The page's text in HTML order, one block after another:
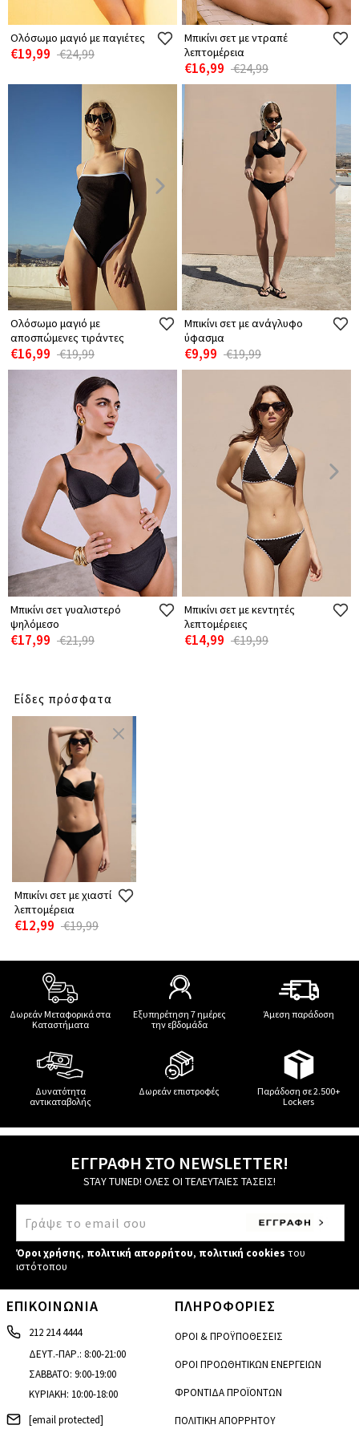
Ολόσωμο μαγιό με παγιέτες
€19,99 €24,99
Μπικίνι σετ με ντραπέ
λεπτομέρεια
€16,99 €24,99
Ολόσωμο μαγιό με
αποσπώμενες τιράντες
€16,99 €19,99
Μπικίνι σετ με ανάγλυφο
ύφασμα
€9,99 €19,99
Μπικίνι σετ γυαλιστερό
ψηλόμεσο
€17,99 €21,99
Μπικίνι σετ με κεντητές
λεπτομέρειες
€14,99 €19,99
Είδες πρόσφατα
Μπικίνι σετ με χιαστί
λεπτομέρεια
€12,99 €19,99
Δωρεάν Μεταφορικά στα
Καταστήματα
Εξυπηρέτηση 7 ημέρες
την εβδομάδα
Άμεση παράδοση
Δυνατότητα
αντικαταβολής
Δωρεάν επιστροφές
Παράδοση σε 2.500+
Lockers
ΕΓΓΡΑΦΗ ΣΤΟ NEWSLETTER!
STAY TUNED! ΟΛΕΣ ΟΙ ΤΕΛΕΥΤΑΙΕΣ ΤΑΣΕΙΣ!
Όροι χρήσης, πολιτική απορρήτου, πολιτική cookies του
ιστότοπου
ΕΠΙΚΟΙΝΩΝΙΑ
212 214 4444
ΔΕΥΤ.-ΠΑΡ.: 8:00-21:00
ΣΑΒΒΑΤΟ: 9:00-19:00
ΚΥΡΙΑΚΗ: 10:00-18:00
[email protected]
ΠΛΗΡΟΦΟΡΙΕΣ
ΟΡΟΙ & ΠΡΟΫΠΟΘΕΣΕΙΣ
ΟΡΟΙ ΠΡΟΩΘΗΤΙΚΩΝ ΕΝΕΡΓΕΙΩΝ
ΦΡΟΝΤΙΔΑ ΠΡΟΪΟΝΤΩΝ
ΠΟΛΙΤΙΚΗ ΑΠΟΡΡΗΤΟΥ